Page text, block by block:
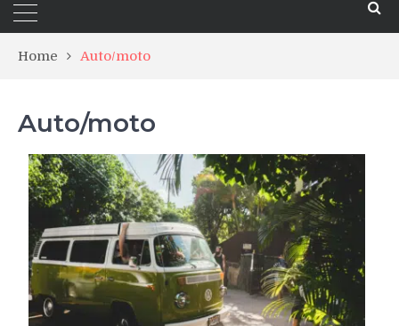
Home Auto/moto
Auto/moto